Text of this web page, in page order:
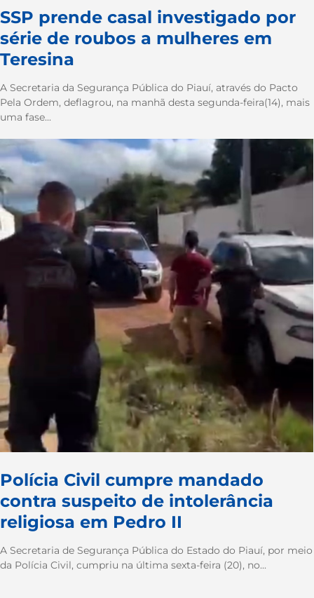
SSP prende casal investigado por
série de roubos a mulheres em
Teresina
A Secretaria da Segurança Pública do Piauí, através do Pacto
Pela Ordem, deflagrou, na manhã desta segunda-feira(14), mais
uma fase...
Polícia Civil cumpre mandado
contra suspeito de intolerância
religiosa em Pedro II
A Secretaria de Segurança Pública do Estado do Piauí, por meio
da Polícia Civil, cumpriu na última sexta-feira (20), no...